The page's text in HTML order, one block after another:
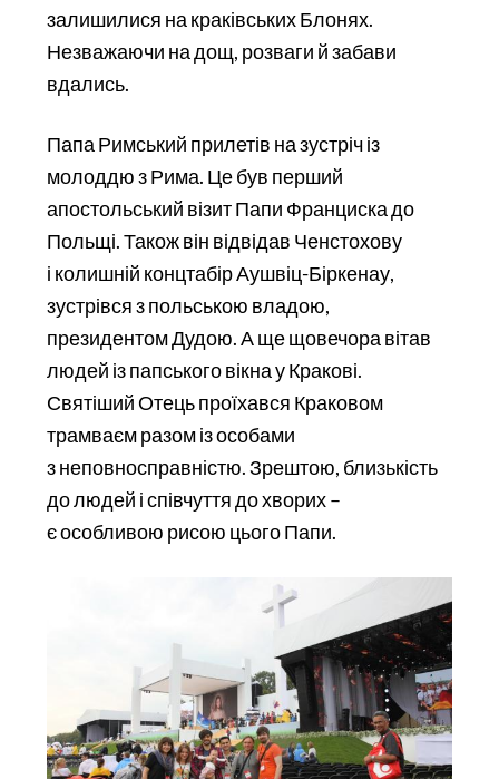
залишилися на краківських Блонях.
Незважаючи на дощ, розваги й забави
вдались.
Папа Римський прилетів на зустріч із
молоддю з Рима. Це був перший
апостольський візит Папи Франциска до
Польщі. Також він відвідав Ченстохову
і колишній концтабір Аушвіц-Біркенау,
зустрівся з польською владою,
президентом Дудою. А ще щовечора вітав
людей із папського вікна у Кракові.
Святіший Отець проїхався Краковом
трамваєм разом із особами
з неповносправністю. Зрештою, близькість
до людей і співчуття до хворих –
є особливою рисою цього Папи.